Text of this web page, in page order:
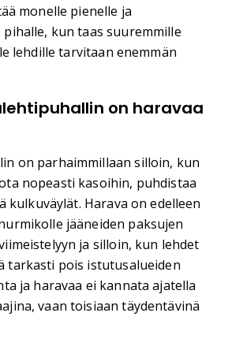
monelle pienelle ja
kun taas suuremmille
lehdille tarvitaan enemmän
on haravaa
on parhaimmillaan silloin, kun
nopeasti kasoihin, puhdistaa
kulkuväylät. Harava on edelleen
jääneiden paksujen
ja silloin, kun lehdet
tarkasti pois istutusalueiden
ja haravaa ei kannata ajatella
vaan toisiaan täydentävinä